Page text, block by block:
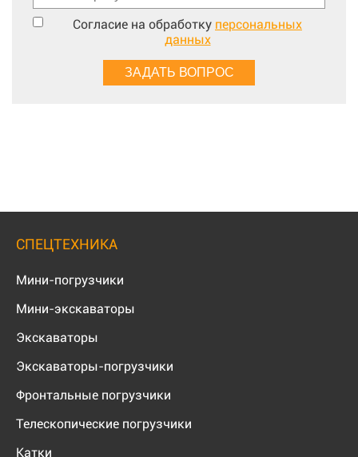
Согласие на обработку персональных
данных
СПЕЦТЕХНИКА
Мини-погрузчики
Мини-экскаваторы
Экскаваторы
Экскаваторы-погрузчики
Фронтальные погрузчики
Телескопические погрузчики
Катки